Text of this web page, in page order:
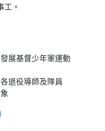
工。
展基督少年軍運動
退役導師及隊員